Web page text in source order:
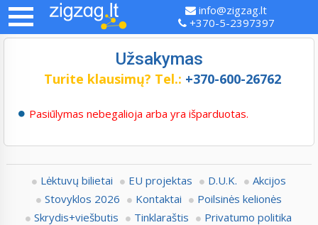
info@zigzag.lt
+370-5-2397397
Užsakymas
Turite klausimų? Tel.: +370-600-26762
Pasiūlymas nebegalioja arba yra išparduotas.
Lėktuvų bilietai EU projektas D.U.K.
Akcijos
Stovyklos 2026
Kontaktai
Poilsinės kelionės
Skrydis+viešbutis
Tinklaraštis
Privatumo politika